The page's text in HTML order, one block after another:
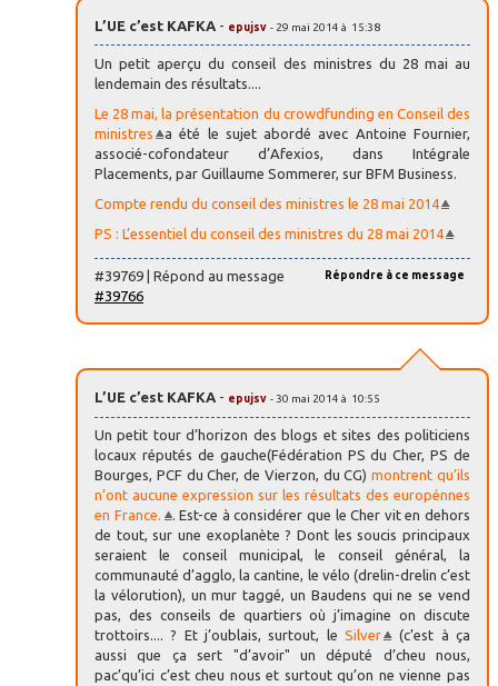
L’UE c’est KAFKA - epujsv - 29 mai 2014 à 15:38
Un petit aperçu du conseil des ministres du 28 mai au
lendemain des résultats....
Le 28 mai, la présentation du crowdfunding en Conseil des
ministres
a été le sujet abordé avec Antoine Fournier,
associé-cofondateur d’Afexios, dans Intégrale
Placements, par Guillaume Sommerer, sur BFM Business.
Compte rendu du conseil des ministres le 28 mai 2014
PS : L’essentiel du conseil des ministres du 28 mai 2014
Répondre à ce message
#39769 | Répond au message
#39766
L’UE c’est KAFKA - epujsv - 30 mai 2014 à 10:55
Un petit tour d’horizon des blogs et sites des politiciens
locaux réputés de gauche(Fédération PS du Cher, PS de
Bourges, PCF du Cher, de Vierzon, du CG)montrent qu’ils
n’ont aucune expression sur les résultats des europénnes
en France.
. Est-ce à considérer que le Cher vit en dehors
de tout, sur une exoplanète ? Dont les soucis principaux
seraient le conseil municipal, le conseil général, la
communauté d’agglo, la cantine, le vélo (drelin-drelin c’est
la vélorution), un mur taggé, un Baudens qui ne se vend
pas, des conseils de quartiers où j’imagine on discute
trottoirs.... ? Et j’oublais, surtout, le Silver
(c’est à ça
aussi que ça sert "d’avoir" un député d’cheu nous,
pac’qu’ici c’est cheu nous et surtout qu’on ne vienne pas